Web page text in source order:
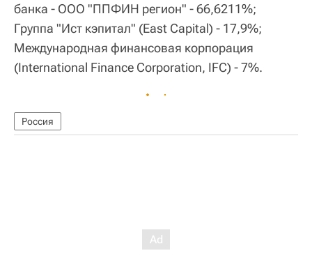
банка - ООО "ППФИН регион" - 66,6211%;
Группа "Ист кэпитал" (East Capital) - 17,9%;
Международная финансовая корпорация
(International Finance Corporation, IFC) - 7%.
Россия